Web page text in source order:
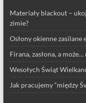
Materiały blackout –
zimie?
Osłony okienne zasilane
Firana, zasłona, a
Wesołych Świąt
Jak pracujemy “między